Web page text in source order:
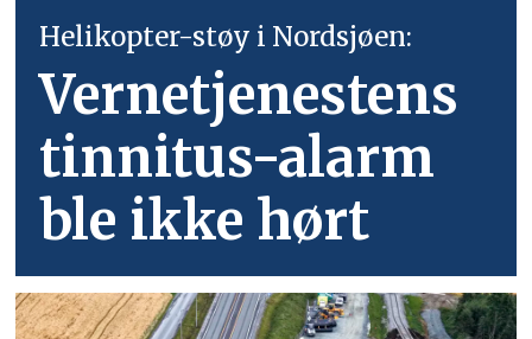
Helikopter-støy i Nordsjøen:
Vernetjenestens
tinnitus-alarm
ble ikke hørt